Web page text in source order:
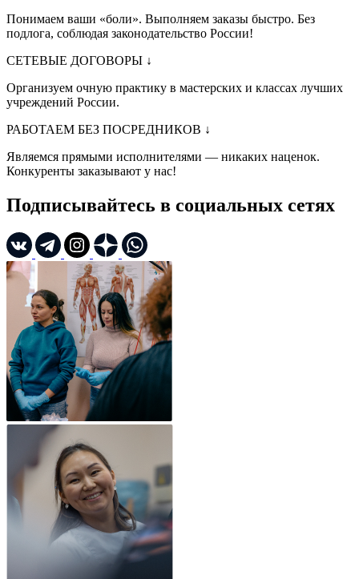
Понимаем ваши «боли». Выполняем заказы быстро. Без
подлога, соблюдая законодательство России!
СЕТЕВЫЕ ДОГОВОРЫ ↓
Организуем очную практику в мастерских и классах лучших
учреждений России.
РАБОТАЕМ БЕЗ ПОСРЕДНИКОВ ↓
Являемся прямыми исполнителями — никаких наценок.
Конкуренты заказывают у нас!
Подписывайтесь в социальных сетях